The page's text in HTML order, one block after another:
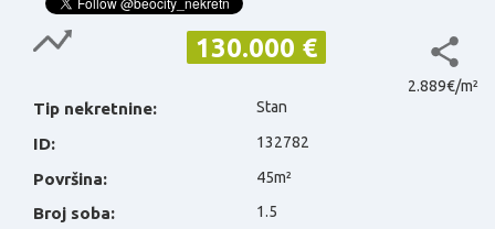
130.000 €
2.889€/m²
Tip nekretnine: Stan
ID: 132782
Površina: 45m²
Broj soba: 1.5